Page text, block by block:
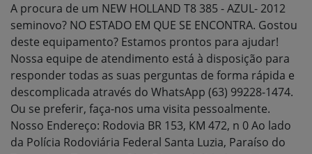
A procura de um NEW HOLLAND T8 385 - AZUL- 2012
seminovo? NO ESTADO EM QUE SE ENCONTRA. Gostou
deste equipamento? Estamos prontos para ajudar!
Nossa equipe de atendimento está à disposição para
responder todas as suas perguntas de forma rápida e
descomplicada através do WhatsApp (63) 99228-1474.
Ou se preferir, faça-nos uma visita pessoalmente.
Nosso Endereço: Rodovia BR 153, KM 472, n 0 Ao lado
da Polícia Rodoviária Federal Santa Luzia, Paraíso do